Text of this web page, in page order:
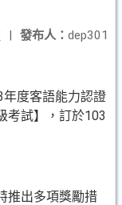
發布人： dep301
|
度客語能力認證
考試】，訂於103
推出多項獎勵措